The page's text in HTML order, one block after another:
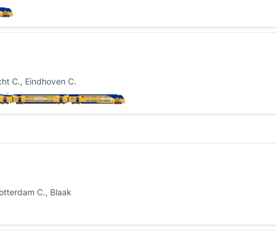
C., Eindhoven C.
C., Blaak